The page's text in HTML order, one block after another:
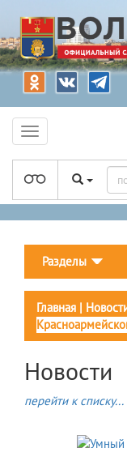
Разделы
Главная |
Новости
перейти к списку...